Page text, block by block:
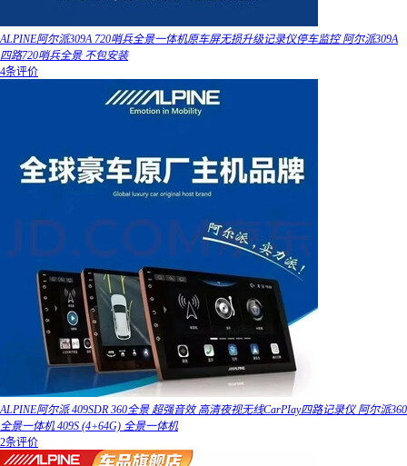
ALPINE阿尔派309A 720哨兵全景一体机原车屏无损升级记录仪停车监控 阿尔派309A
四路720哨兵全景 不包安装
4条评价
ALPINE阿尔派 409SDR 360全景 超强音效 高清夜视无线CarPIay四路记录仪 阿尔派360
全景一体机 409S (4+64G) 全景一体机
2条评价